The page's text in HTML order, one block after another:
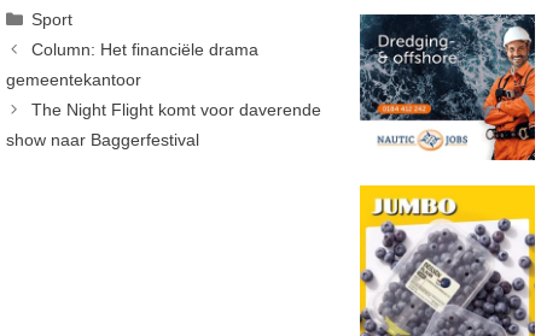
Categorieën
Sport
Column: Het financiële drama
gemeentekantoor
The Night Flight komt voor daverende
show naar Baggerfestival